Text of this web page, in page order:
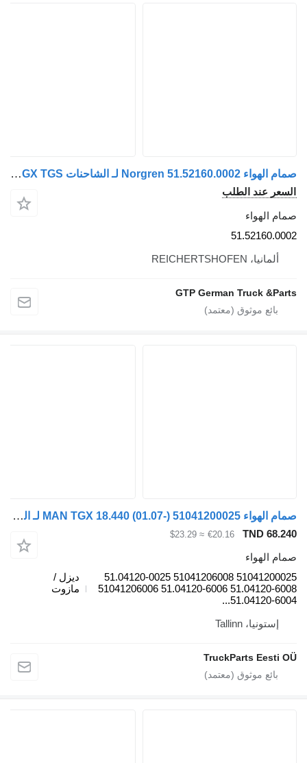
صمام الهواء Norgren 51.52160.0002 لـ الشاحنات MAN TGA TGX TGS
السعر عند الطلب
صمام الهواء
51.52160.0002
ألمانيا، REICHERTSHOFEN
GTP German Truck &Parts
صمام الهواء MAN TGX 18.440 (01.07-) 51041200025 لـ الشاحنات MAN TGL, TGM, TGS, TGX (2005-2021)
TND 68.240
€20.16
≈ $23.29
صمام الهواء
51041200025 51041206008 51.04120-0025
51.04120-6008 51.04120-6006 51041206006
51.04120-6004...
ديزل /
مازوت
إستونيا، Tallinn
TruckParts Eesti OÜ